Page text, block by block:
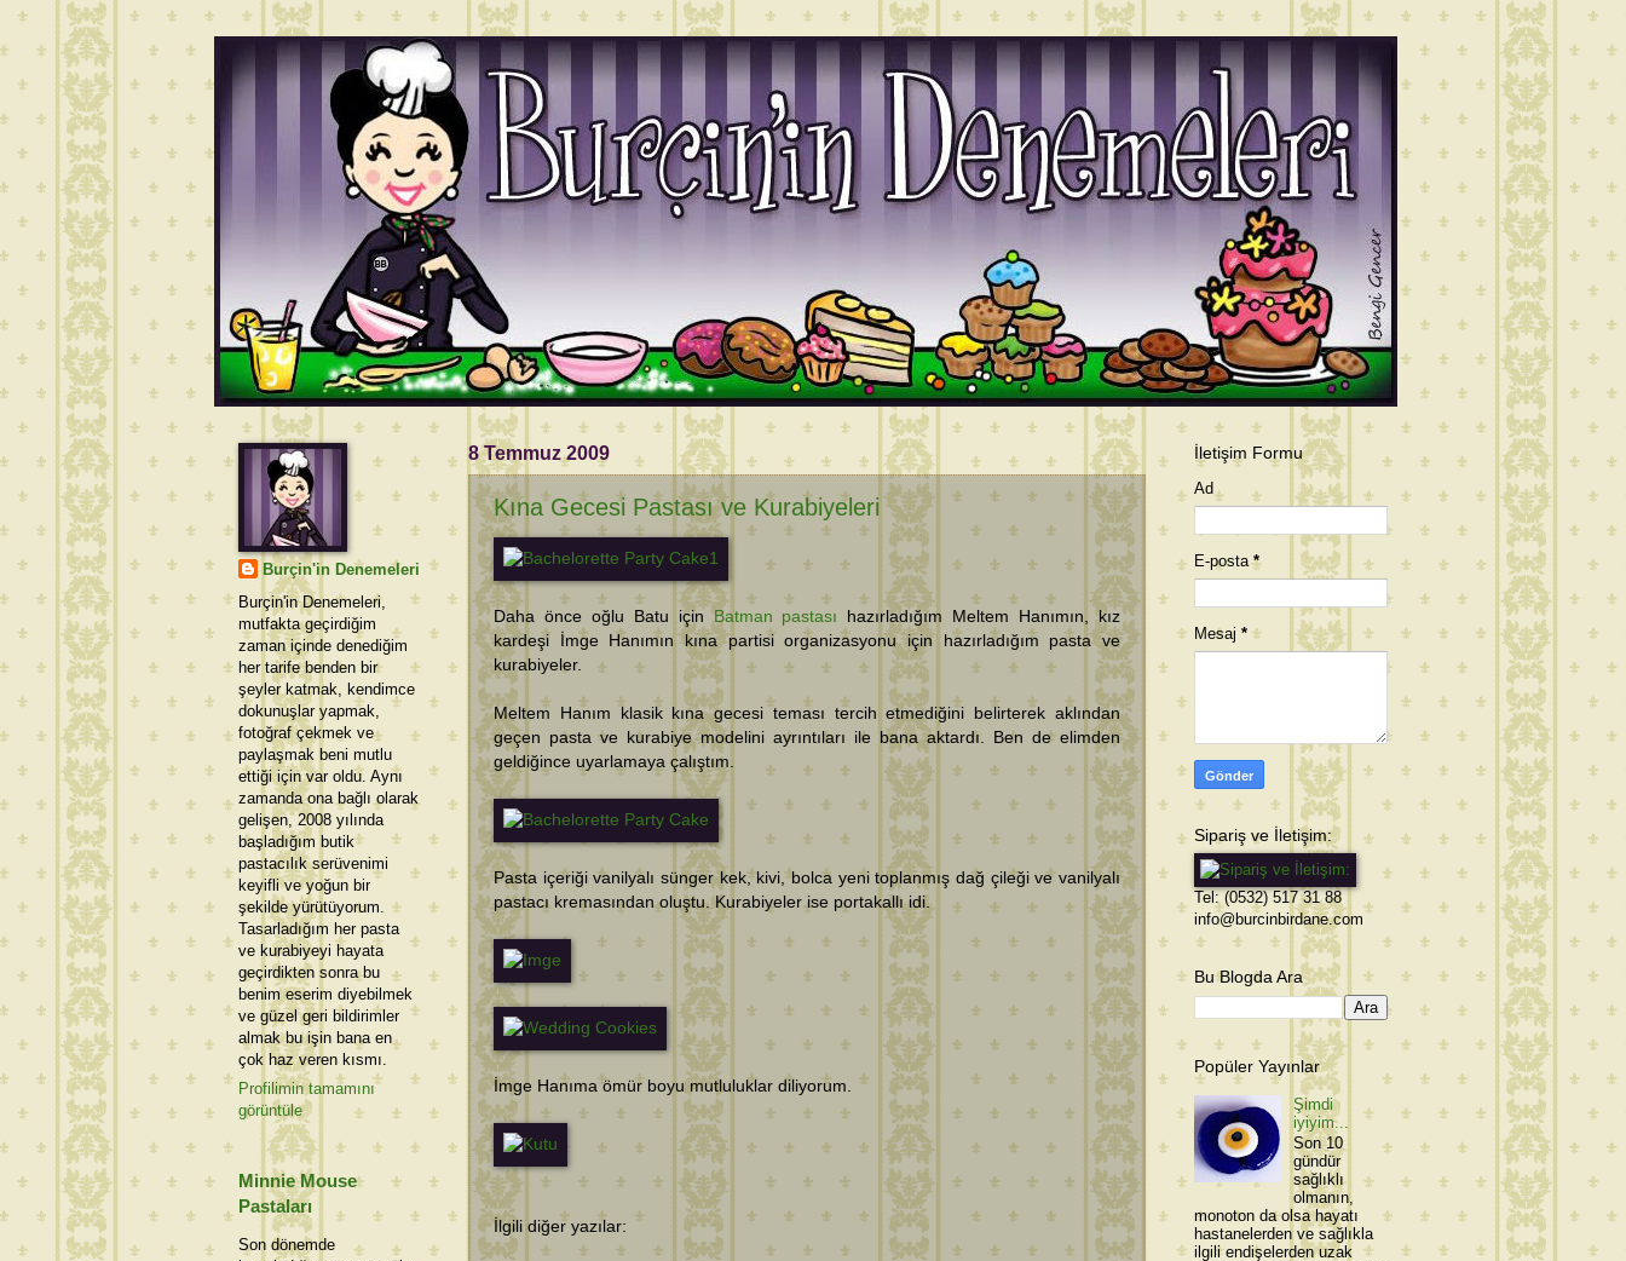
8 Temmuz 2009
Kına Gecesi Pastası ve Kurabiyeleri
Daha önce oğlu Batu içinBatman pastası hazırladığım Meltem Hanımın, kız
kardeşi İmge Hanımın kına partisi organizasyonu için hazırladığım pasta ve
kurabiyeler.
Meltem Hanım klasik kına gecesi teması tercih etmediğini belirterek aklından
geçen pasta ve kurabiye modelini ayrıntıları ile bana aktardı. Ben de elimden
geldiğince uyarlamaya çalıştım.
Pasta içeriği vanilyalı sünger kek, kivi, bolca yeni toplanmış dağ çileği ve vanilyalı
pastacı kremasından oluştu. Kurabiyeler ise portakallı idi.
İmge Hanıma ömür boyu mutluluklar diliyorum.
İlgili diğer yazılar:
Burçin'in Denemeleri
Burçin'in Denemeleri,
mutfakta geçirdiğim
zaman içinde denediğim
her tarife benden bir
şeyler katmak, kendimce
dokunuşlar yapmak,
fotoğraf çekmek ve
paylaşmak beni mutlu
ettiği için var oldu. Aynı
zamanda ona bağlı olarak
gelişen, 2008 yılında
başladığım butik
pastacılık serüvenimi
keyifli ve yoğun bir
şekilde yürütüyorum.
Tasarladığım her pasta
ve kurabiyeyi hayata
geçirdikten sonra bu
benim eserim diyebilmek
ve güzel geri bildirimler
almak bu işin bana en
çok haz veren kısmı.
Profilimin tamamını
görüntüle
Minnie Mouse
Pastaları
Son dönemde
İletişim Formu
Ad
E-posta*
Mesaj *
Sipariş ve İletişim:
Tel: (0532) 517 31 88
info@burcinbirdane.com
Bu Blogda Ara
Popüler Yayınlar
Şimdi
iyiyim...
Son 10
gündür
sağlıklı
olmanın,
monoton da olsa hayatı
hastanelerden ve sağlıkla
ilgili endişelerden uzak